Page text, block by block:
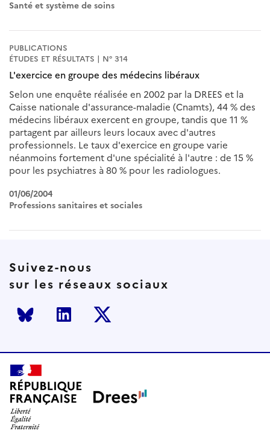
Santé et système de soins
PUBLICATIONS
ÉTUDES ET RÉSULTATS | N° 314
L'exercice en groupe des médecins libéraux
Selon une enquête réalisée en 2002 par la DREES et la
Caisse nationale d'assurance-maladie (Cnamts), 44 % des
médecins libéraux exercent en groupe, tandis que 11 %
partagent par ailleurs leurs locaux avec d'autres
professionnels. Le taux d'exercice en groupe varie
néanmoins fortement d'une spécialité à l'autre : de 15 %
pour les psychiatres à 80 % pour les radiologues.
01/06/2004
Professions sanitaires et sociales
Suivez-nous
sur les réseaux sociaux
Bluesky LinkedInTwitter